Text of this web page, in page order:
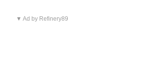
▼ Ad by Refinery89